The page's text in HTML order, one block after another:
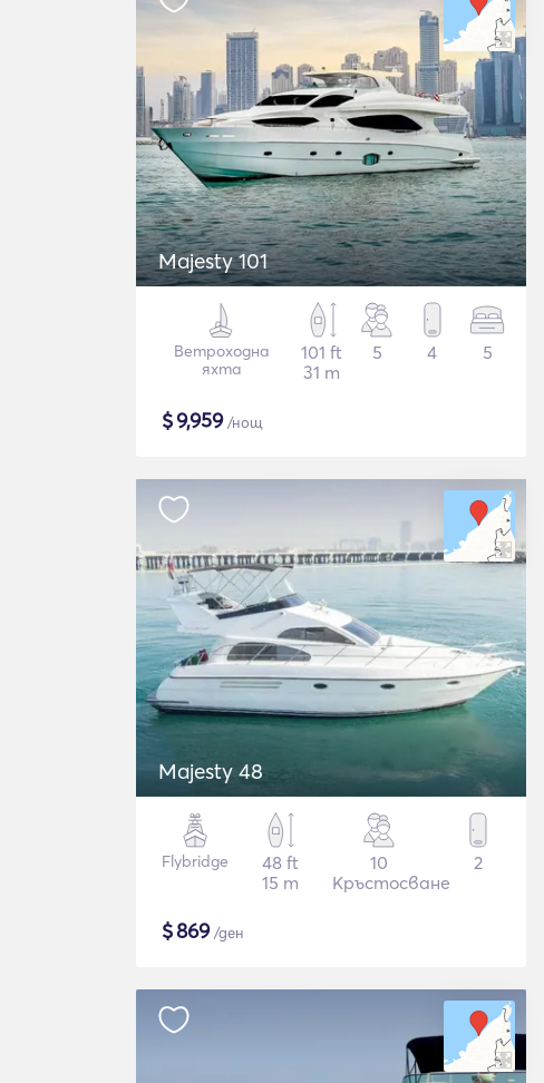
Majesty 101
Ветроходна
яхта
101 ft
31 m
5 4 5
$9,959/нощ
Majesty 48
Flybridge
48 ft
15 m
10
Кръстосване
2
$869/ден